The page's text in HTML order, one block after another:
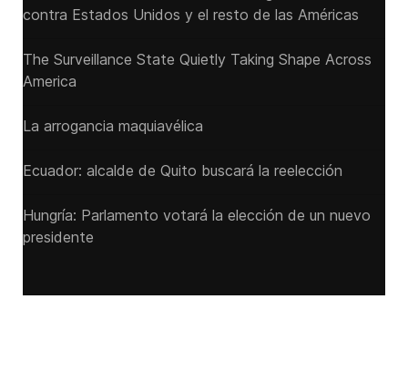
contra Estados Unidos y el resto de las Américas
The Surveillance State Quietly Taking Shape Across
America
La arrogancia maquiavélica
Ecuador: alcalde de Quito buscará la reelección
Hungría: Parlamento votará la elección de un nuevo
presidente